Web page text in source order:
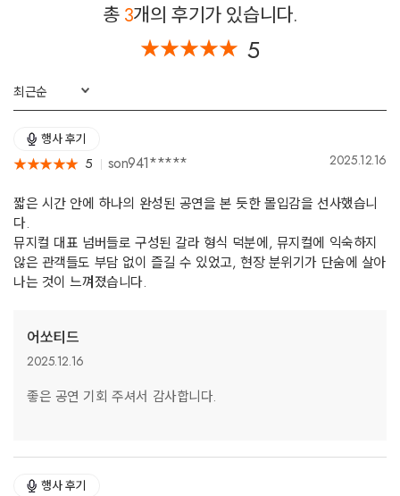
총 3개의 후기가 있습니다.
★★★★★
★★★★★ 5
최근순
행사 후기
★★★★★
★★★★★ 5 son941***** 2025.12.16
짧은 시간 안에 하나의 완성된 공연을 본 듯한 몰입감을 선사했습니
다.
뮤지컬 대표 넘버들로 구성된 갈라 형식 덕분에, 뮤지컬에 익숙하지
않은 관객들도 부담 없이 즐길 수 있었고, 현장 분위기가 단숨에 살아
나는 것이 느껴졌습니다.
어쏘티드
2025.12.16
좋은 공연 기회 주셔서 감사합니다.
행사 후기